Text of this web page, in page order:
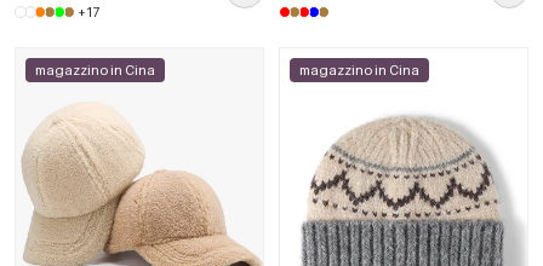
+17
magazzino in Cina magazzino in Cina